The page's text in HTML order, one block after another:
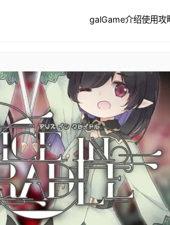
galGame介绍使用攻